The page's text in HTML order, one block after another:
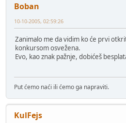
Boban
10-10-2005, 02:59:26
Zanimalo me da vidim ko će prvi
konkursom osvežena.
Evo, kao znak pažnje, dobićeš
Put ćemo naći ili ćemo ga napraviti.
KulFejs